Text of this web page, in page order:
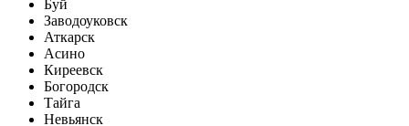
Буй
Заводоуковск
Аткарск
Асино
Киреевск
Богородск
Тайга
Невьянск